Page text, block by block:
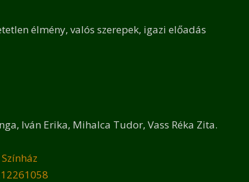
élmény, valós szerepek, igazi előadás
Iván Erika, Mihalca Tudor, Vass Réka Zita.